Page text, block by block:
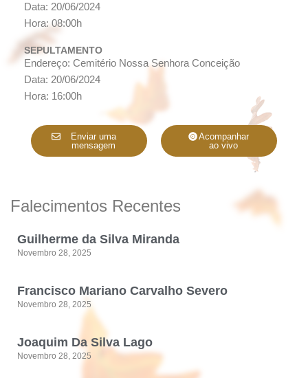
Data: 20/06/2024
Hora: 08:00h
SEPULTAMENTO
Endereço: Cemitério Nossa Senhora Conceição
Data: 20/06/2024
Hora: 16:00h
Enviar uma
mensagem
Acompanhar
ao vivo
Falecimentos Recentes
Guilherme da Silva Miranda
Novembro 28, 2025
Francisco Mariano Carvalho Severo
Novembro 28, 2025
Joaquim Da Silva Lago
Novembro 28, 2025